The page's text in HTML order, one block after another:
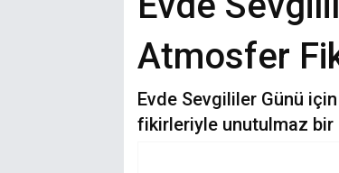
Atmosfer
Evde Sevgililer Günü
fikirleriyle unutulmaz bir